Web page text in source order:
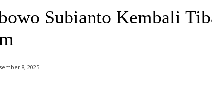
Subianto Kembali
8, 2025